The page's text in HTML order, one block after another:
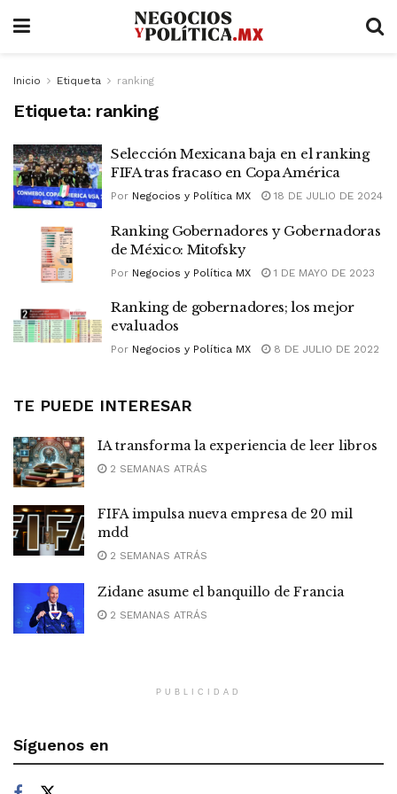
Inicio Etiqueta ranking
Etiqueta: ranking
Selección Mexicana baja en el ranking
FIFA tras fracaso en Copa América
Por Negocios y Política MX 18 DE JULIO DE 2024
Ranking Gobernadores y Gobernadoras
de México: Mitofsky
Por Negocios y Política MX 1 DE MAYO DE 2023
Ranking de gobernadores; los mejor
evaluados
Por Negocios y Política MX 8 DE JULIO DE 2022
TE PUEDE INTERESAR
IA transforma la experiencia de leer libros
2 SEMANAS ATRÁS
FIFA impulsa nueva empresa de 20 mil
mdd
2 SEMANAS ATRÁS
Zidane asume el banquillo de Francia
2 SEMANAS ATRÁS
PUBLICIDAD
Síguenos en